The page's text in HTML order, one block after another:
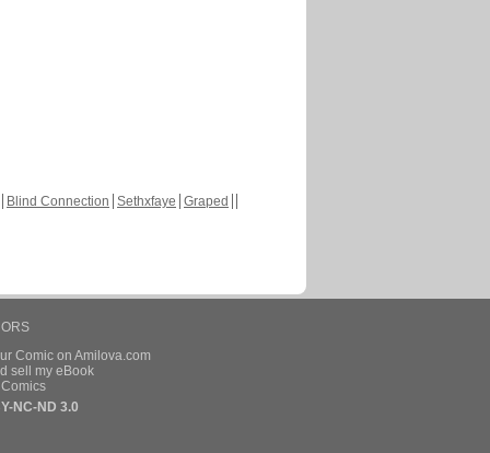
Blind Connection Sethxfaye Graped
Comic on Amilova.com
sell my eBook
NC-ND 3.0